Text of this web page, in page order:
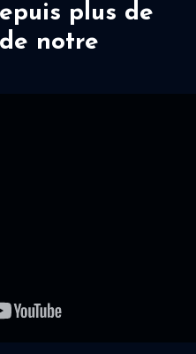
plus de
notre